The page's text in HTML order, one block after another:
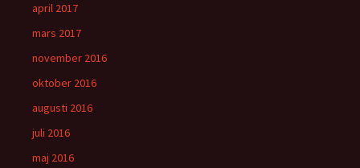
april 2017
mars 2017
november 2016
oktober 2016
augusti 2016
juli 2016
maj 2016